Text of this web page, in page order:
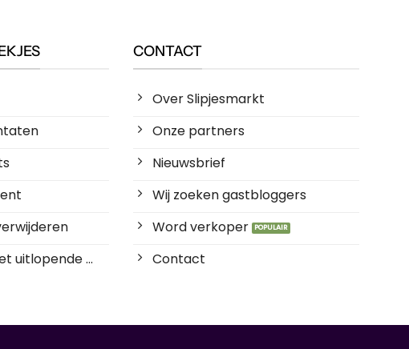
uitlopende ...
CONTACT
Over Slipjesmarkt
Onze partners
Nieuwsbrief
Wij zoeken gastbloggers
Word verkoper
Contact